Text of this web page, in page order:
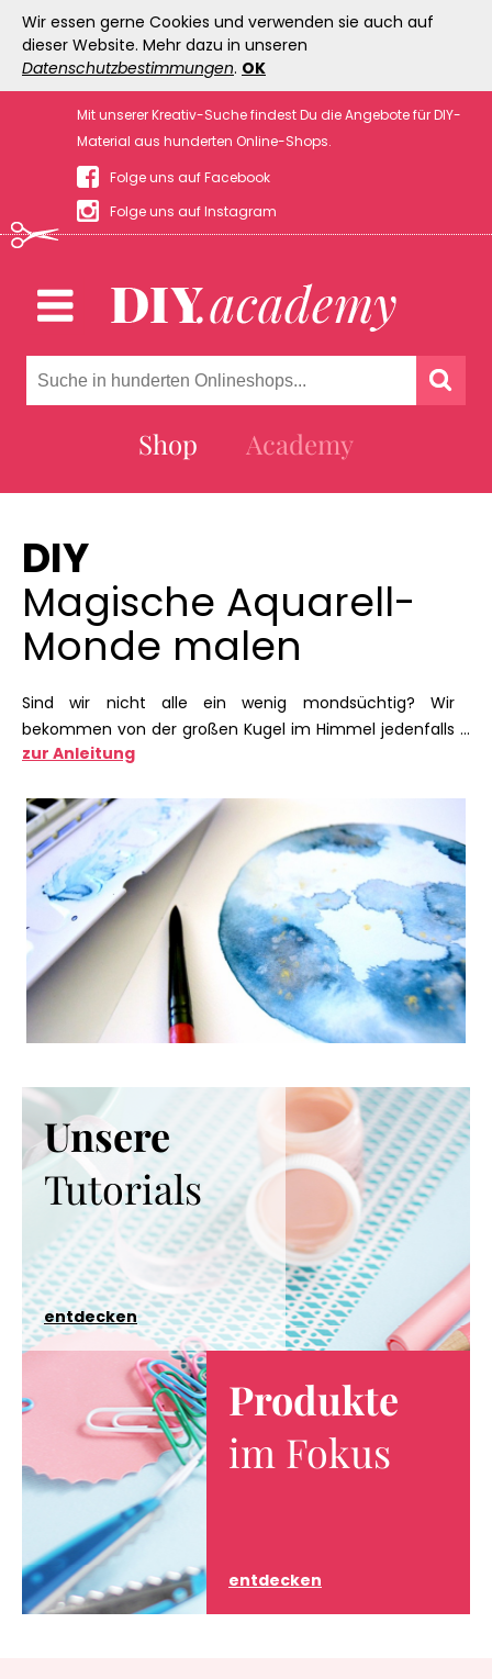
Wir essen gerne Cookies und verwenden sie auch auf
dieser Website. Mehr dazu in unseren
Datenschutzbestimmungen. OK
Mit unserer Kreativ-Suche findest Du die Angebote für DIY-
Material aus hunderten Online-Shops.
Folge uns auf Facebook
Folge uns auf Instagram
Shop Academy
DIY
Magische Aquarell-
Monde malen
Sind wir nicht alle ein wenig mondsüchtig? Wir
bekommen von der großen Kugel im Himmel jedenfalls
nicht genug und das lassen wir gern raushängen. Oder
Monde sind fix gemacht und versprühen in deiner
Wohnung eine Prise Magie.
zur Anleitung
Unsere
Tutorials
entdecken
Produkte
im Fokus
entdecken